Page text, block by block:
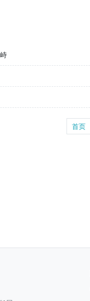
首页